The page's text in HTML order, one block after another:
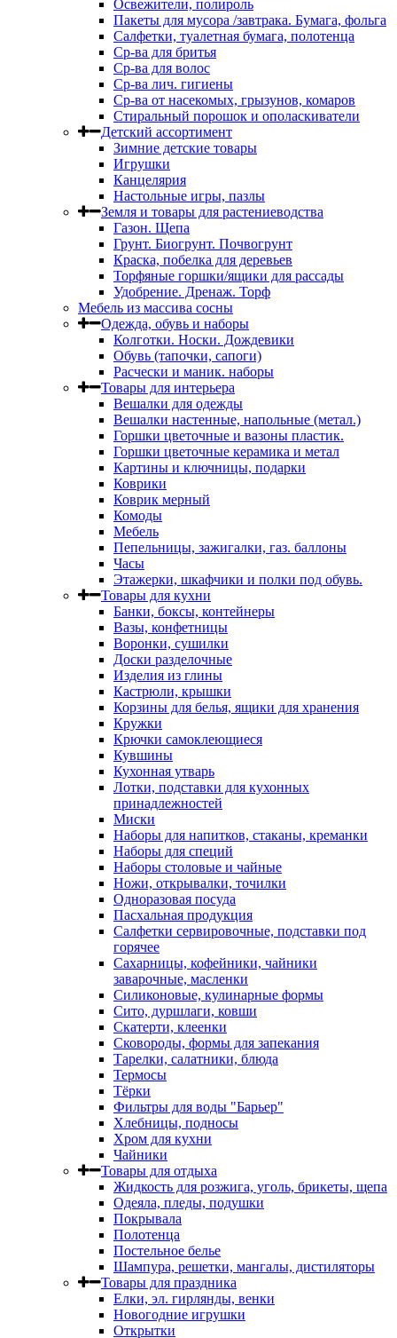
Освежители, полироль
Пакеты для мусора /завтрака. Бумага, фольга
Салфетки, туалетная бумага, полотенца
Ср-ва для бритья
Ср-ва для волос
Ср-ва лич. гигиены
Ср-ва от насекомых, грызунов, комаров
Стиральный порошок и ополаскиватели
Детский ассортимент
Зимние детские товары
Игрушки
Канцелярия
Настольные игры, пазлы
Земля и товары для растениеводства
Газон. Щепа
Грунт. Биогрунт. Почвогрунт
Краска, побелка для деревьев
Торфяные горшки/ящики для рассады
Удобрение. Дренаж. Торф
Мебель из массива сосны
Одежда, обувь и наборы
Колготки. Носки. Дождевики
Обувь (тапочки, сапоги)
Расчески и маник. наборы
Товары для интерьера
Вешалки для одежды
Вешалки настенные, напольные (метал.)
Горшки цветочные и вазоны пластик.
Горшки цветочные керамика и метал
Картины и ключницы, подарки
Коврики
Коврик мерный
Комоды
Мебель
Пепельницы, зажигалки, газ. баллоны
Часы
Этажерки, шкафчики и полки под обувь.
Товары для кухни
Банки, боксы, контейнеры
Вазы, конфетницы
Воронки, сушилки
Доски разделочные
Изделия из глины
Кастрюли, крышки
Корзины для белья, ящики для хранения
Кружки
Крючки самоклеющиеся
Кувшины
Кухонная утварь
Лотки, подставки для кухонных
принадлежностей
Миски
Наборы для напитков, стаканы, креманки
Наборы для специй
Наборы столовые и чайные
Ножи, открывалки, точилки
Одноразовая посуда
Пасхальная продукция
Салфетки сервировочные, подставки под
горячее
Сахарницы, кофейники, чайники
заварочные, масленки
Силиконовые, кулинарные формы
Сито, дуршлаги, ковши
Скатерти, клеенки
Сковороды, формы для запекания
Тарелки, салатники, блюда
Термосы
Тёрки
Фильтры для воды "Барьер"
Хлебницы, подносы
Хром для кухни
Чайники
Товары для отдыха
Жидкость для розжига, уголь, брикеты, щепа
Одеяла, пледы, подушки
Покрывала
Полотенца
Постельное белье
Шампура, решетки, мангалы, дистиляторы
Товары для праздника
Елки, эл. гирлянды, венки
Новогодние игрушки
Открытки